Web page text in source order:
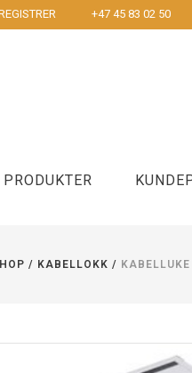
+47 45 83 02 50
PRODUKTER
/ KABELLOKK /